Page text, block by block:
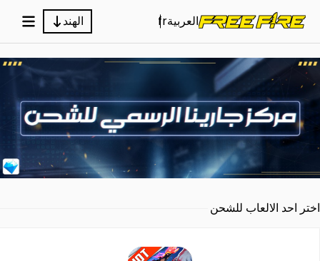
العربيةfr الهند
اختر احد الالعاب للشحن